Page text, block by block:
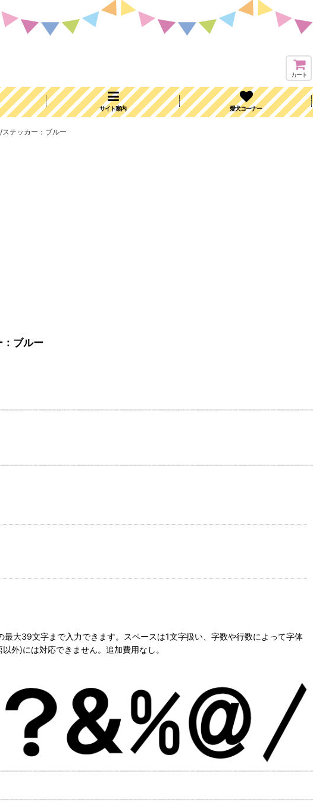
カート
サイト案内 愛犬コーナー
テッカー：ブルー
ブルー
大39文字まで入力できます。スペースは1文字扱い、字数や行数によって字体
外)には対応できません。追加費用なし。